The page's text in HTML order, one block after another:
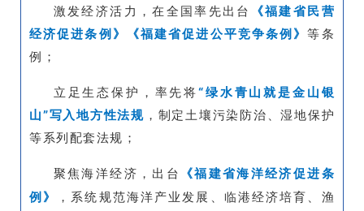
激发经济活力，在全国率先出台
《福建省民营
经济促进条例》《福建省促进公平竞争条例》等条
例；
立足生态保护，率先将“绿水青山就是金山银
山”写入地方性法规 ，制定土壤污染防治、湿地保护
等系列配套法规；
聚焦海洋经济，出台 《福建省海洋经济促进条
例》
，系统规范海洋产业发展、临港经济培育、渔